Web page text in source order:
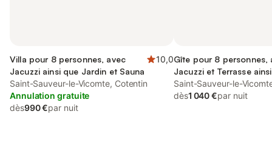
Villa pour 8 personnes, avec
Jacuzzi ainsi que Jardin et Sauna
10,0
Saint-Sauveur-le-Vicomte, Cotentin
Annulation gratuite
dès990 €par nuit
Gîte pour 8 personnes,
Jacuzzi et Terrasse
Jardin et Piscine
Saint-Sauveur-le-
dès1 040 €par nuit